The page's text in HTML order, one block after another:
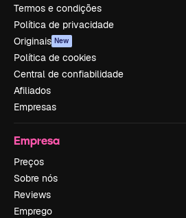
Termos e condições
Política de privacidade
Originais New
Política de cookies
Central de confiabilidade
Afiliados
Empresas
Empresa
Preços
Sobre nós
Reviews
Emprego